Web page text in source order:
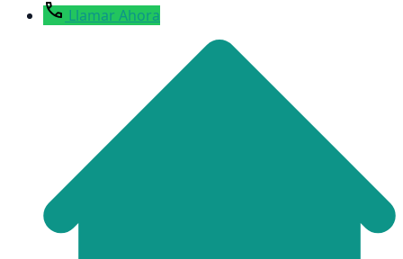
Llamar Ahora